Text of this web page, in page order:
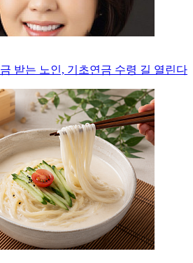
받는 노인, 기초연금 수령 길 열린다